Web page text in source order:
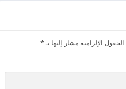
الحقول الإلزامية مشار إليها بـ*